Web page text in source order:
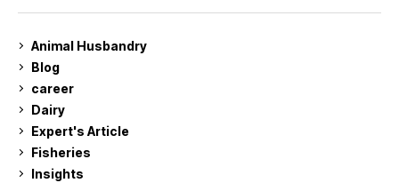
Animal Husbandry
Blog
career
Dairy
Expert's Article
Fisheries
Insights